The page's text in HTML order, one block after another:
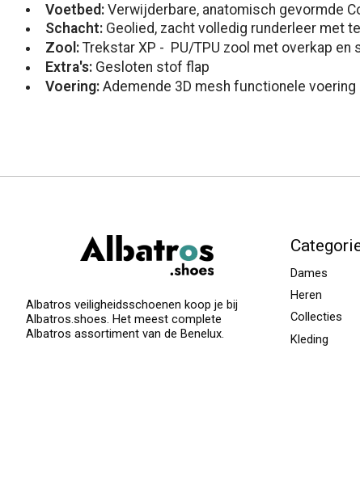
Voetbed: Verwijderbare, anatomisch gevormde
Schacht: Geolied, zacht volledig runderleer met
Zool: Trekstar XP - PU/TPU zool met overkap en
Extra's: Gesloten stof flap
Voering: Ademende 3D mesh functionele voering
Albatros veiligheidsschoenen koop je bij
Albatros.shoes. Het meest complete
Albatros assortiment van de Benelux.
Dames
Heren
Collecties
Kleding